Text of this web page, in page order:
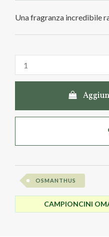
Una fragranza incredibile
OSMANTHUS
CAMPIONCINI